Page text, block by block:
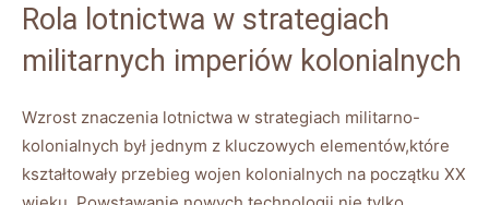
Rola lotnictwa w strategiach
militarnych imperiów kolonialnych
Wzrost znaczenia lotnictwa w strategiach militarno-
kolonialnych był jednym z kluczowych elementów,które
kształtowały przebieg wojen kolonialnych na początku XX